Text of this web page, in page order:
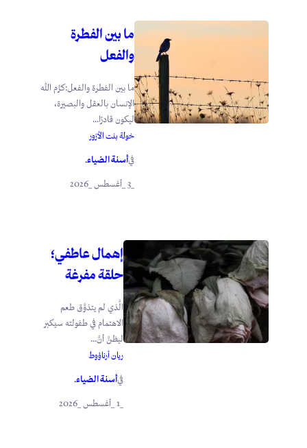
ما بين الفطرة
والفعل
ما بين الفطرة والفعل:كرَّم الله
الإنسان بالعقل والبصيرة،
ليكون قادرًا...
خولة بنت الأزور
فيأسنة الضياء.
إهمال عاطفي؛
حلقة مفرغة
الَّذي لم يتذوَّق طعم
الاهتمام في طفولته سيكبر
ليظنَّ أنَّ...
ريان أرناؤوط
فيأسنة الضياء.
_1 _أغسطس _2026